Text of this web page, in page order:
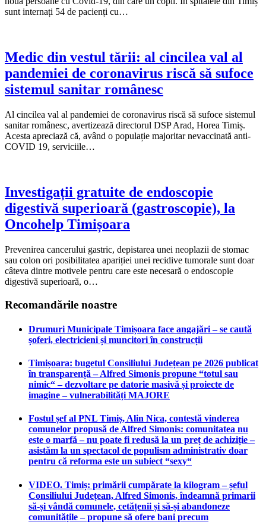
sunt internați 54 de pacienți cu…
Medic din vestul tării: al cincilea val al
pandemiei de coronavirus riscă să sufoce
sistemul sanitar românesc
Al cincilea val al pandemiei de coronavirus riscă să sufoce sistemul
sanitar românesc, avertizează directorul DSP Arad, Horea Timiș.
Acesta apreciază că, având o populație majoritar nevaccinată anti-
COVID 19, serviciile…
Investigații gratuite de endoscopie
digestivă superioară (gastroscopie), la
Oncohelp Timișoara
Prevenirea cancerului gastric, depistarea unei neoplazii de stomac
sau colon ori posibilitatea apariției unei recidive tumorale sunt doar
câteva dintre motivele pentru care este necesară o endoscopie
digestivă superioară, o…
Recomandările noastre
Drumuri Municipale Timișoara face angajări – se caută
șoferi, electricieni și muncitori în construcții
Timișoara: bugetul Consiliului Județean pe 2026 publicat
în transparență – Alfred Simonis propune “totul sau
nimic“ – dezvoltare pe datorie masivă și proiecte de
imagine – vulnerabilități MAJORE
Fostul șef al PNL Timiș, Alin Nica, contestă vinderea
comunelor propusă de Alfred Simonis: comunitatea nu
este o marfă – nu poate fi redusă la un preț de achiziție –
asistăm la un spectacol de populism administrativ doar
pentru că reforma este un subiect “sexy“
VIDEO. Timiș: primării cumpărate la kilogram – șeful
Consiliului Județean, Alfred Simonis, îndeamnă primarii
să-și vândă comunele, cetățenii și să-și abandoneze
comunitățile – propune să ofere bani precum